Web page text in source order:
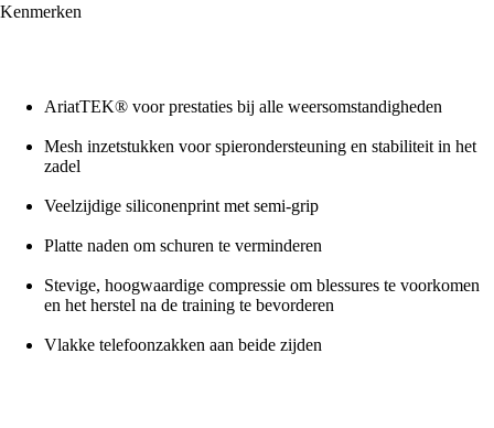
Kenmerken
AriatTEK® voor prestaties bij alle weersomstandigheden
Mesh inzetstukken voor spierondersteuning en stabiliteit in het
zadel
Veelzijdige siliconenprint met semi-grip
Platte naden om schuren te verminderen
Stevige, hoogwaardige compressie om blessures te voorkomen
en het herstel na de training te bevorderen
Vlakke telefoonzakken aan beide zijden